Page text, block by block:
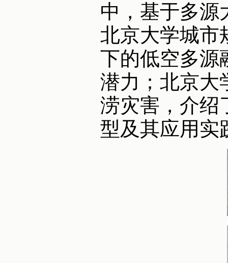
中，基于多源
北京大学城市
下的低空多源
潜力；北京大
涝灾害，介绍
型及其应用实